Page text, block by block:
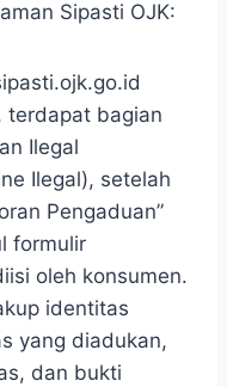
Sipasti OJK:
terdapat bagian
Ilegal
Ilegal), setelah
Pengaduan”
formulir
oleh konsumen.
identitas
yang diadukan,
dan bukti